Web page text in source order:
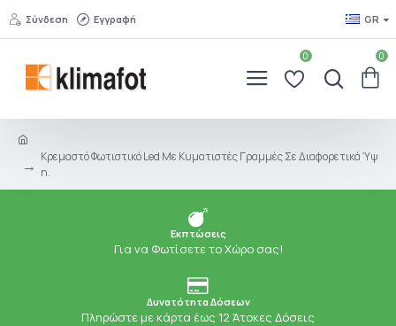
Σύνδεση Εγγραφή GR
0 0
Κρεμαστό Φωτιστικό Led Με Κυματιστές Γραμμές Σε Διαφορετικά Ύψ
Η.
Εκπτώσεις
Για να Φωτίσετε το Χώρο σας!
Δυνατότητα Δόσεων
Πληρώστε με κάρτα έως 12 Άτοκες Δόσεις